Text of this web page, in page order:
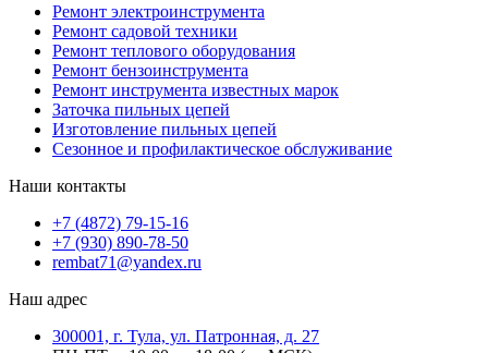
Ремонт электроинструмента
Ремонт садовой техники
Ремонт теплового оборудования
Ремонт бензоинструмента
Ремонт инструмента известных марок
Заточка пильных цепей
Изготовление пильных цепей
Сезонное и профилактическое обслуживание
Наши контакты
+7 (4872) 79-15-16
+7 (930) 890-78-50
rembat71@yandex.ru
Наш адрес
300001, г. Тула, ул. Патронная, д. 27